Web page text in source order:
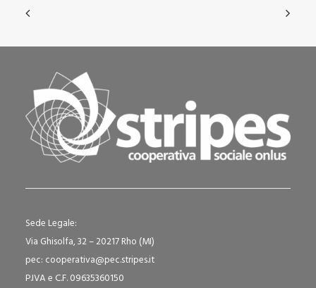
Sede Legale:
Via Ghisolfa, 32 – 20217 Rho (MI)
pec: cooperativa@pec.stripes.it
P.IVA e C.F. 09635360150